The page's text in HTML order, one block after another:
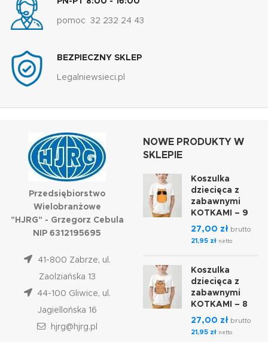
pomoc 32 232 24 43
BEZPIECZNY SKLEP
Legalniewsieci.pl
Przedsiębiorstwo
Wielobranżowe
"HJRG" - Grzegorz Cebula
NIP 6312195695
41-800 Zabrze, ul.
Zaolziańska 13
44-100 Gliwice, ul.
Jagiellońska 16
hjrg@hjrg.pl
NOWE PRODUKTY W
SKLEPIE
Koszulka
dziecięca z
zabawnymi
KOTKAMI – 9
27,00 zł brutto
21,95 zł netto
Koszulka
dziecięca z
zabawnymi
KOTKAMI – 8
27,00 zł brutto
21,95 zł netto